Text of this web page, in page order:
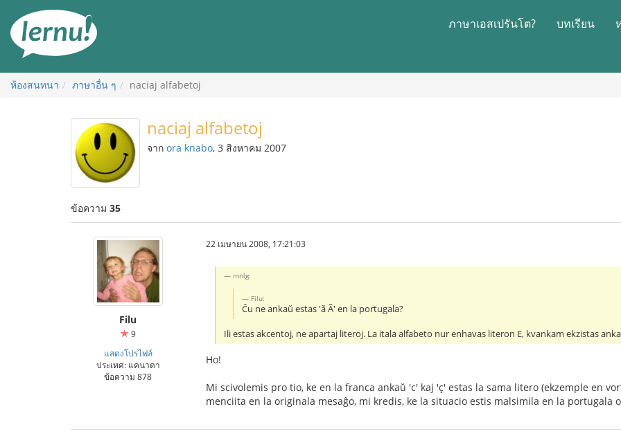
สารบัญ
ภาษาเอสเปรันโต? บทเรียน
ห้องสนทนา ภาษาอื่น ๆ naciaj alfabetoj
naciaj alfabetoj
จาก ora knabo, 3 สิงหาคม 2007
ข้อความ 35
Filu
9
แสดงโปรไฟล์
ประเทศ: แคนาดา
ข้อความ 878
22 เมษายน 2008, 17:21:03
mnlg:
Filu:
Ĉu ne ankaŭ estas 'ã Ã' en la portugala?
Ili estas akcentoj, ne apartaj literoj. La itala alfabeto nur enhavas literon E, kvankam ekzistas
Ho!
Mi scivolemis pro tio, ke en la franca ankaŭ 'c' kaj 'ç' estas la sama litero (ekzemple en
menciita en la originala mesaĝo, mi kredis, ke la situacio estis malsimila en la portugala